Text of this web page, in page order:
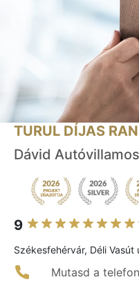
TURUL DÍJAS
Dávid
9
Székesfehérvár, Déli Vasút
Mutasd a